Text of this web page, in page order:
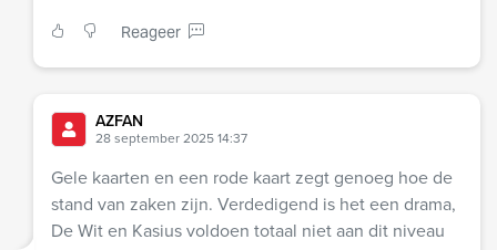
Reageer
AZFAN
28 september 2025 14:37
Gele kaarten en een rode kaart zegt genoeg hoe de
stand van zaken zijn. Verdedigend is het een drama,
De Wit en Kasius voldoen totaal niet aan dit niveau